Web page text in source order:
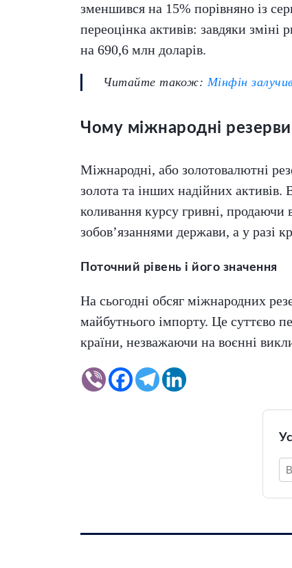
зменшився на 15% порівняно із
переоцінка активів: завдяки зміні
на 690,6 млн доларів.
Читайте також: Мінфін
Чому міжнародні
Міжнародні, або золотовалютні
золота та інших надійних
коливання курсу гривні, продаючи
зобов’язаннями держави, а у разі
Поточний рівень і його значення
На сьогодні обсяг міжнародних
майбутнього імпорту. Це суттєво
країни, незважаючи на воєнні